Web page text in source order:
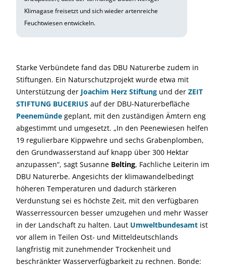
Klimagase freisetzt und sich wieder artenreiche
Feuchtwiesen entwickeln.
Starke Verbündete fand das DBU Naturerbe zudem in
Stiftungen. Ein Naturschutzprojekt wurde etwa mit
Unterstützung der Joachim Herz Stiftung und der ZEIT
STIFTUNG BUCERIUS auf der DBU-Naturerbefläche
Peenemünde geplant, mit den zuständigen Ämtern eng
abgestimmt und umgesetzt. „In den Peenewiesen helfen
19 regulierbare Kippwehre und sechs Grabenplomben,
den Grundwasserstand auf knapp über 300 Hektar
anzupassen“, sagt Susanne Belting, Fachliche Leiterin im
DBU Naturerbe. Angesichts der klimawandelbedingt
höheren Temperaturen und dadurch stärkeren
Verdunstung sei es höchste Zeit, mit den verfügbaren
Wasserressourcen besser umzugehen und mehr Wasser
in der Landschaft zu halten. Laut Umweltbundesamt ist
vor allem in Teilen Ost- und Mitteldeutschlands
langfristig mit zunehmender Trockenheit und
beschränkter Wasserverfügbarkeit zu rechnen. Bonde: